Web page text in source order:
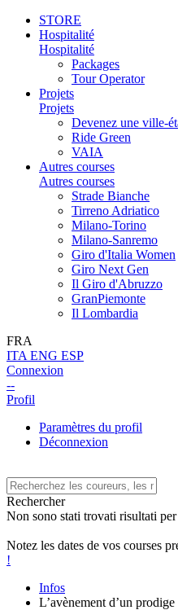
STORE
Hospitalité
Hospitalité
Packages
Tour Operator
Projets
Projets
Devenez une ville-
Ride Green
VAIA
Autres courses
Autres courses
Strade Bianche
Tirreno Adriatico
Milano-Torino
Milano-Sanremo
Giro d'Italia Women
Giro Next Gen
Il Giro d'Abruzzo
GranPiemonte
Il Lombardia
FRA
ITA ENG ESP
Connexion
--
Profil
Paramètres du profil
Déconnexion
Rechercher
Non sono stati trovati risultati
Notez les dates de vos courses
!
Infos
L’avènement d’un